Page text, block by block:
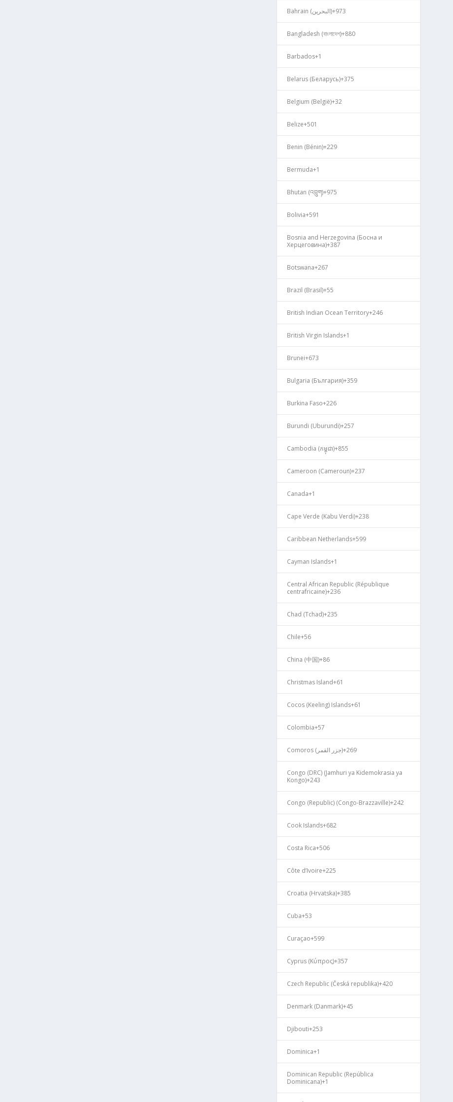
Bahrain (‫البحرين‬‎)+973
Bangladesh (বাংলাদেশ)+880
Barbados+1
Belarus (Беларусь)+375
Belgium (België)+32
Belize+501
Benin (Bénin)+229
Bermuda+1
Bhutan (འབྲུག)+975
Bolivia+591
Bosnia and Herzegovina (Босна и
Херцеговина)+387
Botswana+267
Brazil (Brasil)+55
British Indian Ocean Territory+246
British Virgin Islands+1
Brunei+673
Bulgaria (България)+359
Burkina Faso+226
Burundi (Uburundi)+257
Cambodia (កម្ពុជា)+855
Cameroon (Cameroun)+237
Canada+1
Cape Verde (Kabu Verdi)+238
Caribbean Netherlands+599
Cayman Islands+1
Central African Republic (République
centrafricaine)+236
Chad (Tchad)+235
Chile+56
China (中国)+86
Christmas Island+61
Cocos (Keeling) Islands+61
Colombia+57
Comoros (‫جزر القمر‬‎)+269
Congo (DRC) (Jamhuri ya Kidemokrasia ya
Kongo)+243
Congo (Republic) (Congo-Brazzaville)+242
Cook Islands+682
Costa Rica+506
Côte d’Ivoire+225
Croatia (Hrvatska)+385
Cuba+53
Curaçao+599
Cyprus (Κύπρος)+357
Czech Republic (Česká republika)+420
Denmark (Danmark)+45
Djibouti+253
Dominica+1
Dominican Republic (República
Dominicana)+1